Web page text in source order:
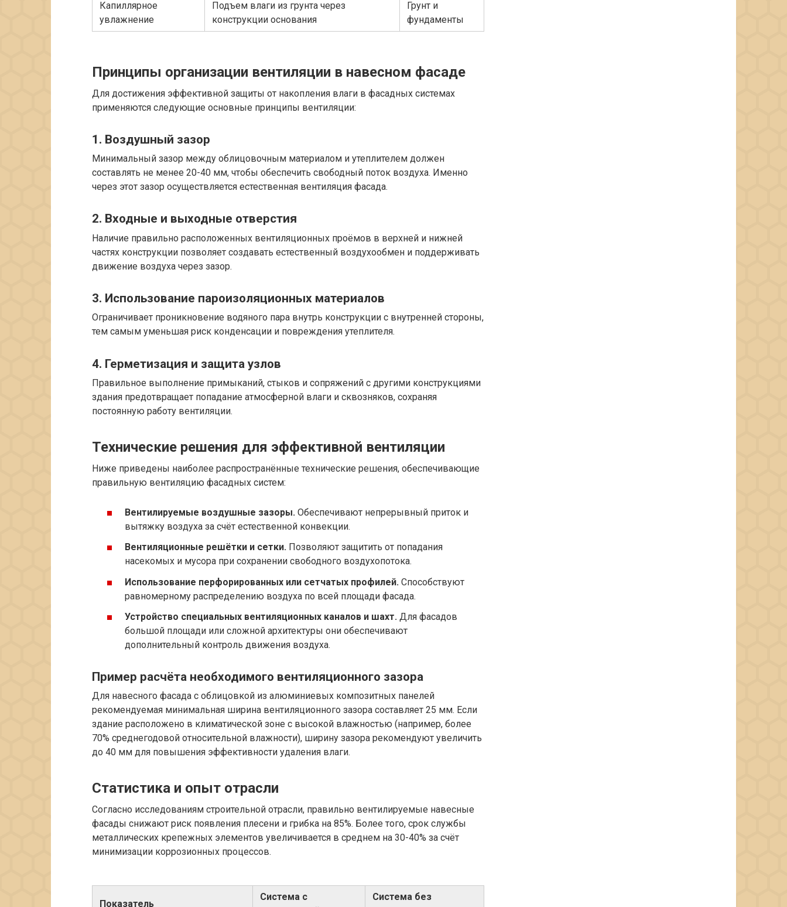
Капиллярное
увлажнение
Подъем влаги из грунта через
конструкции основания
Грунт и
фундаменты
Принципы организации вентиляции в навесном фасаде
Для достижения эффективной защиты от накопления влаги в фасадных системах
применяются следующие основные принципы вентиляции:
1. Воздушный зазор
Минимальный зазор между облицовочным материалом и утеплителем должен
составлять не менее 20-40 мм, чтобы обеспечить свободный поток воздуха. Именно
через этот зазор осуществляется естественная вентиляция фасада.
2. Входные и выходные отверстия
Наличие правильно расположенных вентиляционных проёмов в верхней и нижней
частях конструкции позволяет создавать естественный воздухообмен и поддерживать
движение воздуха через зазор.
3. Использование пароизоляционных материалов
Ограничивает проникновение водяного пара внутрь конструкции с внутренней стороны,
тем самым уменьшая риск конденсации и повреждения утеплителя.
4. Герметизация и защита узлов
Правильное выполнение примыканий, стыков и сопряжений с другими конструкциями
здания предотвращает попадание атмосферной влаги и сквозняков, сохраняя
постоянную работу вентиляции.
Технические решения для эффективной вентиляции
Ниже приведены наиболее распространённые технические решения, обеспечивающие
правильную вентиляцию фасадных систем:
Вентилируемые воздушные зазоры. Обеспечивают непрерывный приток и
вытяжку воздуха за счёт естественной конвекции.
Вентиляционные решётки и сетки. Позволяют защитить от попадания
насекомых и мусора при сохранении свободного воздухопотока.
Использование перфорированных или сетчатых профилей. Способствуют
равномерному распределению воздуха по всей площади фасада.
Устройство специальных вентиляционных каналов и шахт. Для фасадов
большой площади или сложной архитектуры они обеспечивают
дополнительный контроль движения воздуха.
Пример расчёта необходимого вентиляционного зазора
Для навесного фасада с облицовкой из алюминиевых композитных панелей
рекомендуемая минимальная ширина вентиляционного зазора составляет 25 мм. Если
здание расположено в климатической зоне с высокой влажностью (например, более
70% среднегодовой относительной влажности), ширину зазора рекомендуют увеличить
до 40 мм для повышения эффективности удаления влаги.
Статистика и опыт отрасли
Согласно исследованиям строительной отрасли, правильно вентилируемые навесные
фасады снижают риск появления плесени и грибка на 85%. Более того, срок службы
металлических крепежных элементов увеличивается в среднем на 30-40% за счёт
минимизации коррозионных процессов.
Показатель
Система с
Система без